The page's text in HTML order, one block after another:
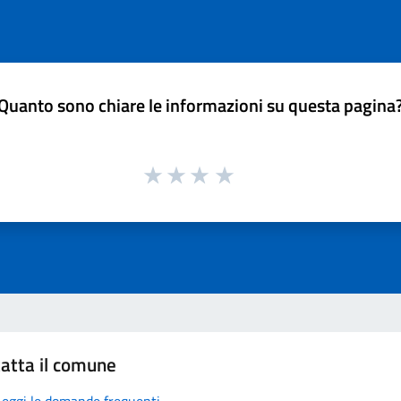
sono chiare le informazioni su questa
il comune